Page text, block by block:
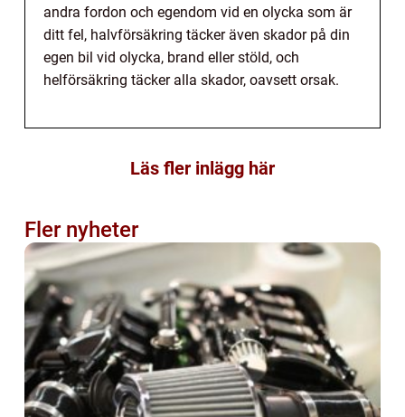
andra fordon och egendom vid en olycka som är
ditt fel, halvförsäkring täcker även skador på din
egen bil vid olycka, brand eller stöld, och
helförsäkring täcker alla skador, oavsett orsak.
Läs fler inlägg här
Fler nyheter